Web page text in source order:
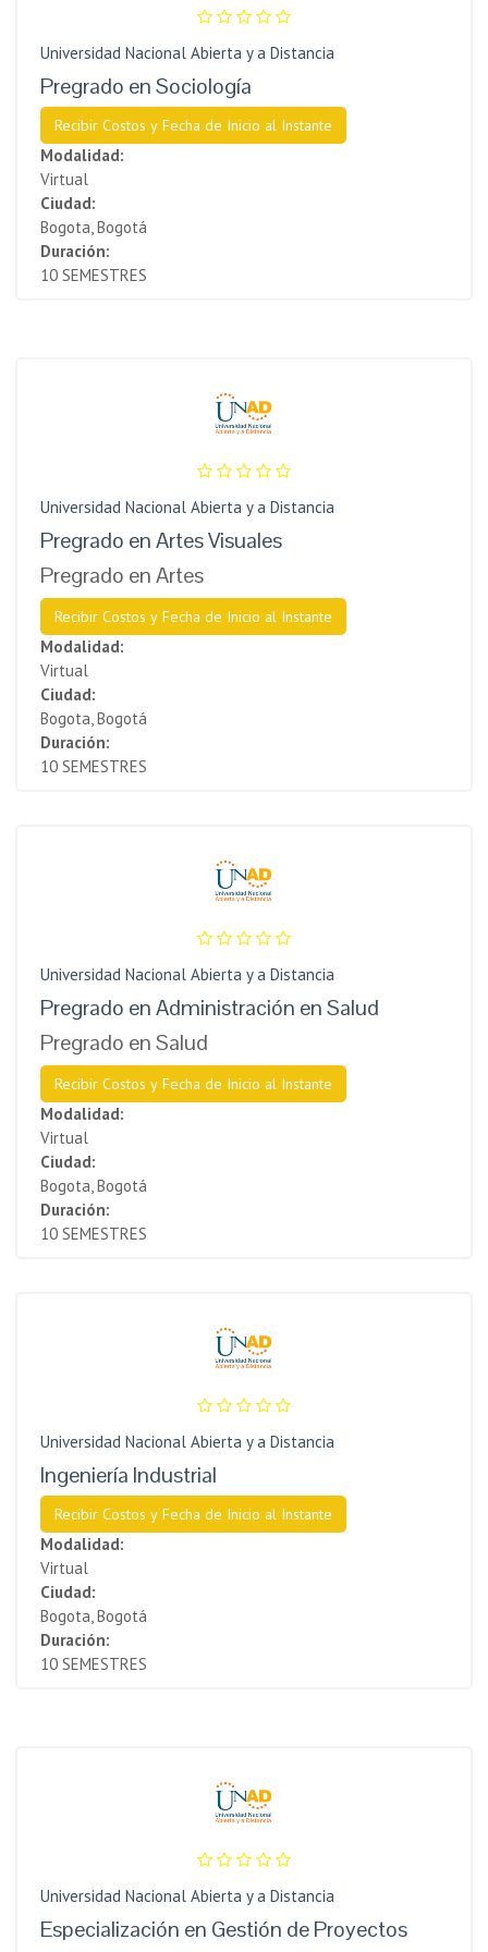
Universidad Nacional Abierta y a Distancia
Pregrado en Sociología
Recibir Costos y Fecha de Inicio al Instante
Modalidad:
Virtual
Ciudad:
Bogota, Bogotá
Duración:
10 SEMESTRES
Universidad Nacional Abierta y a Distancia
Pregrado en Artes Visuales
Pregrado en Artes
Recibir Costos y Fecha de Inicio al Instante
Modalidad:
Virtual
Ciudad:
Bogota, Bogotá
Duración:
10 SEMESTRES
Universidad Nacional Abierta y a Distancia
Pregrado en Administración en Salud
Pregrado en Salud
Recibir Costos y Fecha de Inicio al Instante
Modalidad:
Virtual
Ciudad:
Bogota, Bogotá
Duración:
10 SEMESTRES
Universidad Nacional Abierta y a Distancia
Ingeniería Industrial
Recibir Costos y Fecha de Inicio al Instante
Modalidad:
Virtual
Ciudad:
Bogota, Bogotá
Duración:
10 SEMESTRES
Universidad Nacional Abierta y a Distancia
Especialización en Gestión de Proyectos